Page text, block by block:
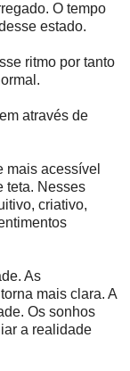
O tempo
estado.
ritmo por tanto
através de
mais acessível
teta. Nesses
criativo,
As
mais clara. A
Os sonhos
a realidade